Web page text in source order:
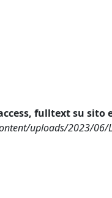
fulltext su sito
uploads/2023/06/